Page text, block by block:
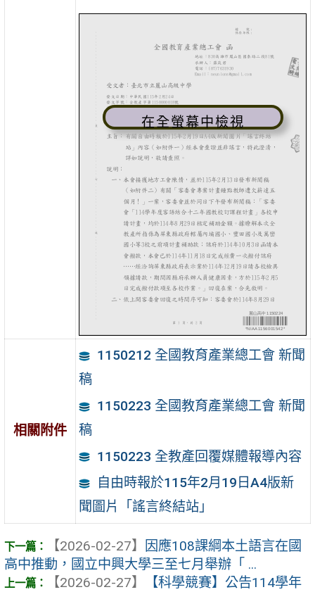
在全螢幕中檢視
相關附件
1150212 全國教育產業總工會 新聞
稿
1150223 全國教育產業總工會 新聞
稿
1150223 全教產回覆媒體報導內容
自由時報於115年2月19日A4版新
聞圖片「謠言終結站」
【2026-02-27】
因應108課綱本土語言在國
高中推動，國立中興大學三至七月舉辦「 ...
【2026-02-27】
【科學競賽】公告114學年